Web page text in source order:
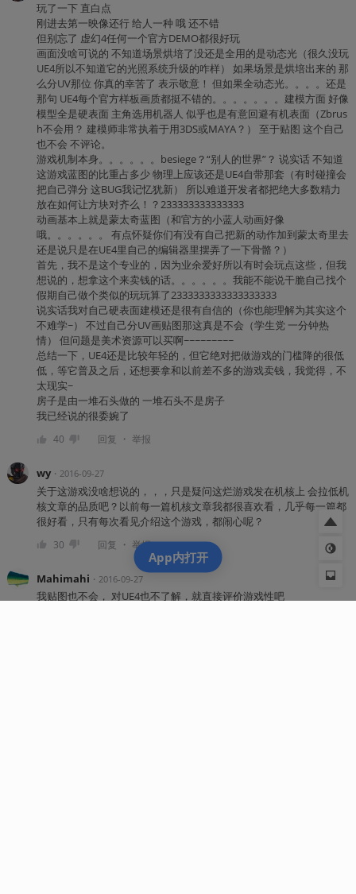
玩了一下 直白点
刚进去第一映像还行 给人一种 哦 还不错
但别忘了 虚幻4任何一个官方DEMO都很好玩
画面没啥可说的 不知道场景烘培了没还是全用的是动态光（很久没玩
UE4所以不知道它的光照系统升级的咋样） 如果场景是烘培出来的 那
么分UV那位 你真的幸苦了 表示敬意！ 但如果全动态光。。。。还是
那句 UE4每个官方样板画质都挺不错的。。。。。。。建模方面 好像
模型全是硬表面 主角选用机器人 似乎也是有意回避有机表面（Zbrus
h不会用？ 建模师非常执着于用3DS或MAYA？） 至于贴图 这个自己
也不会 不评论。
游戏机制本身。。。。。。besiege？“别人的世界”？ 说实话 不知道
这游戏蓝图的比重占多少 物理上应该还是UE4自带那套（有时碰撞会
把自己弹分 这BUG我记忆犹新） 所以难道开发者都把绝大多数精力
放在如何让方块对齐么！？233333333333333
动画基本上就是蒙太奇蓝图（和官方的小蓝人动画好像
哦。。。。。。 有点怀疑你们有没有自己把新的动作加到蒙太奇里去
还是说只是在UE4里自己的编辑器里摆弄了一下骨骼？）
首先，我不是这个专业的，因为业余爱好所以有时会玩点这些，但我
想说的，想拿这个来卖钱的话。。。。。。我能不能说干脆自己找个
假期自己做个类似的玩玩算了2333333333333333333
说实话我对自己硬表面建模还是很有自信的（你也能理解为其实这个
不难学~） 不过自己分UV画贴图那这真是不会（学生党 一分钟热
情） 但问题是美术资源可以买啊~~~~~~~~~
总结一下，UE4还是比较年轻的，但它绝对把做游戏的门槛降的很低
低，等它普及之后，还想要拿和以前差不多的游戏卖钱，我觉得，不
太现实~
房子是由一堆石头做的 一堆石头不是房子
我已经说的很委婉了
40 回复 ・ 举报
wy・ 2016-09-27
关于这游戏没啥想说的，，，只是疑问这烂游戏发在机核上 会拉低机
核文章的品质吧？以前每一篇机核文章我都很喜欢看，几乎每一篇都
很好看，只有每次看见介绍这个游戏，都闹心呢？
30 回复 ・ 举报
Mahimahi ・ 2016-09-27
我贴图也不会， 对UE4也不了解，就直接评价游戏性吧
App内打开